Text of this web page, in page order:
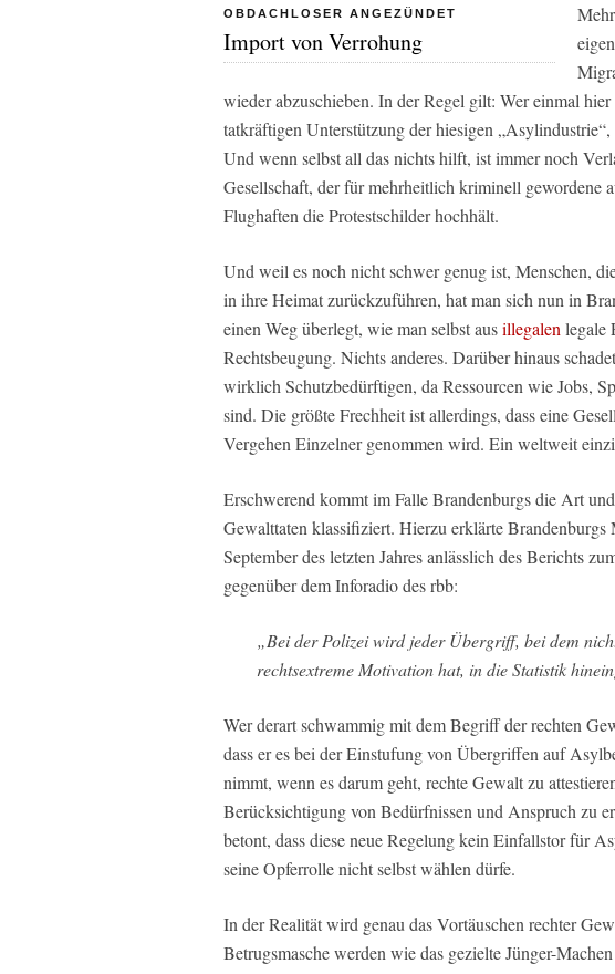
OBDACHLOSER ANGEZÜNDET
Import von Verrohung
wieder abzuschieben. In der Regel gilt: Wer einmal
tatkräftigen Unterstützung der hiesigen
Und wenn selbst all das nichts hilft, ist immer noch
Gesellschaft, der für mehrheitlich kriminell gewordene
Flughaften die Protestschilder hochhält.
Und weil es noch nicht schwer genug ist, Menschen,
in ihre Heimat zurückzuführen, hat man sich nun in
einen Weg überlegt, wie man selbst ausillegalen legale
Rechtsbeugung. Nichts anderes. Darüber hinaus
wirklich Schutzbedürftigen, da Ressourcen wie Jobs,
sind. Die größte Frechheit ist allerdings, dass eine
Vergehen Einzelner genommen wird. Ein weltweit
Erschwerend kommt im Falle Brandenburgs die Art
Gewalttaten klassifiziert. Hierzu erklärte
September des letzten Jahres anlässlich des Berichts
gegenüber dem Inforadio des rbb:
„Bei der Polizei wird jeder Übergriff, bei dem
rechtsextreme Motivation hat, in die Statistik
Wer derart schwammig mit dem Begriff der rechten
dass er es bei der Einstufung von Übergriffen auf
nimmt, wenn es darum geht, rechte Gewalt zu
Berücksichtigung von Bedürfnissen und Anspruch zu
betont, dass diese neue Regelung kein Einfallstor für
seine Opferrolle nicht selbst wählen dürfe.
In der Realität wird genau das Vortäuschen rechter
Betrugsmasche werden wie das gezielte Jünger-